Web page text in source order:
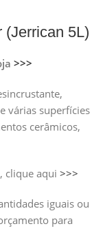
(Jerrican 5L)
>>>
várias superfícies
cerâmicos,
, clique aqui>>>
iguais ou
para